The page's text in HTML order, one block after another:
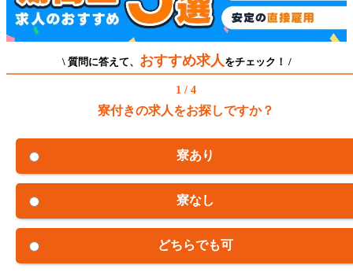
\ 質問に答えて、 おすすめ求人 をチェック！ /
1 / 4
寮付きの求人をお探しですか？
寮あり
寮なし
どちらでも可